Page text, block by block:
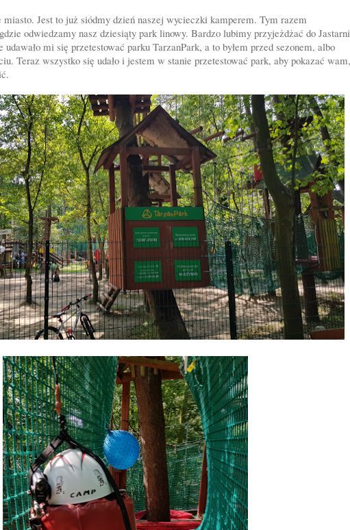
Jest to już siódmy dzień naszej wycieczki kamperem. Tym razem
odwiedzamy nasz dziesiąty park linowy. Bardzo lubimy przyjeżdżać do Jastarni
mi się przetestować parku TarzanPark, a to byłem przed sezonem, albo
Teraz wszystko się udało i jestem w stanie przetestować park, aby pokazać wam,